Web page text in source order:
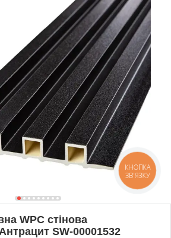
WPC стінова
SW-00001532
КНОПКА
ЗВ'ЯЗКУ